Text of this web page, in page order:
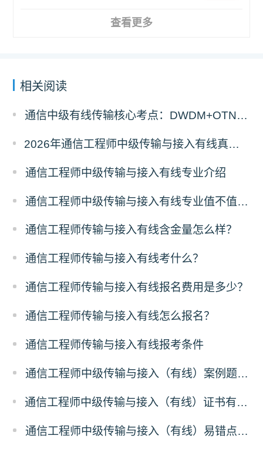
查看更多
相关阅读
通信中级有线传输核心考点：DWDM+OTN原理与计算题答题拆解
2026年通信工程师中级传输与接入有线真题答案解析（考后更新）
通信工程师中级传输与接入有线专业介绍
通信工程师中级传输与接入有线专业值不值得考？
通信工程师传输与接入有线含金量怎么样？
通信工程师传输与接入有线考什么？
通信工程师传输与接入有线报名费用是多少？
通信工程师传输与接入有线怎么报名？
通信工程师传输与接入有线报考条件
通信工程师中级传输与接入（有线）案例题答题技巧
通信工程师中级传输与接入（有线）证书有什么价值？
通信工程师中级传输与接入（有线）易错点解析